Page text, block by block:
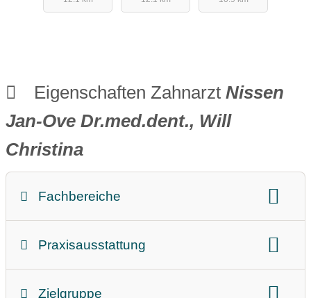
Eigenschaften Zahnarzt Nissen
Jan-Ove Dr.med.dent., Will
Christina
Fachbereiche
Praxisausstattung
Zielgruppe